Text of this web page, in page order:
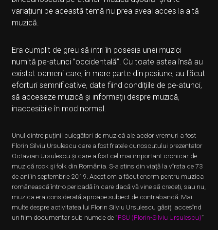
variațiuni pe această temă nu prea aveai acces la altă
muzică.
Era cumplit de greu să intri în posesia unei muzici
numită pe-atunci ”occidentală”. Cu toate astea însă au
existat oameni care, în mare parte din pasiune, au făcut
eforturi semnificative, date fiind condițiile de pe-atunci,
să acceseze muzică și informații despre muzică,
inaccesibile în mod normal.
Unul dintre puținii culegători de muzică ale acelor vremuri a fost
Florin Silviu Ursulescu care a fost fratele cunoscutului prezentator
Octavian Ursulescu și care a fost cel mai important cronicar de
muzică rock şi folk din România. S-a stins din viață la vîrsta de 73
de ani în septembrie 2019. Acest om a făcut enorm pentru muzica
românească într-o perioadă în care dacă vă vine să credeți, sau nu,
muzica era considerată aproape subiect de contrabandă. Mai
multe despre activitatea lui Florin Silviu Ursulescu găsiți accesînd
un film documentar sub numele de ”FSU (Florin-Silviu Ursulescu)”